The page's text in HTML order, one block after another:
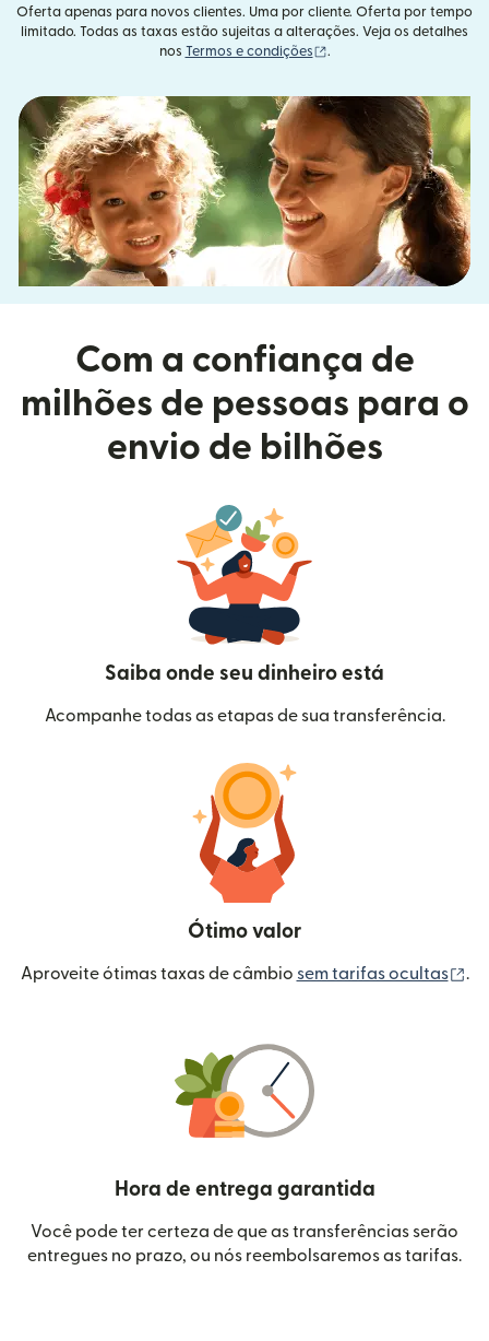
Oferta apenas para novos clientes. Uma por cliente. Oferta por tempo
limitado. Todas as taxas estão sujeitas a alterações. Veja os detalhes
nos Termos e condições (abre em uma nova
.
Com a confiança de
milhões de pessoas para o
envio de bilhões
Saiba onde seu dinheiro está
Acompanhe todas as etapas de sua transferência.
Ótimo valor
Aproveite ótimas taxas de câmbio sem tarifas ocultas .
Hora de entrega garantida
Você pode ter certeza de que as transferências serão
entregues no prazo, ou nós reembolsaremos as tarifas.